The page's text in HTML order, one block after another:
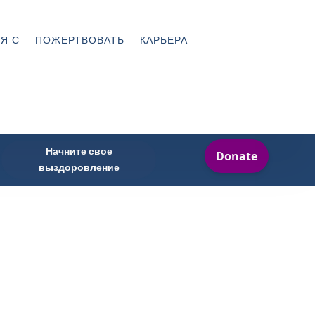
С ПОЖЕРТВОВАТЬ КАРЬЕРА
Начните свое
выздоровление